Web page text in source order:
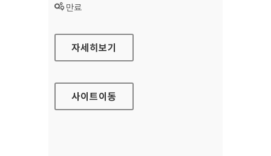
상태 :
만료
HK저축은행 홈페이지
자세히보기
사이트이동